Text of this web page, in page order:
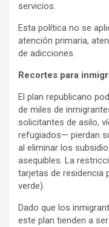
servicios.
Esta política no se
atención primaria,
de adicciones.
Recortes para
El plan republicano
de miles de
solicitantes de asilo,
refugiados— pierdan
al eliminar los
asequibles. La
tarjetas de residencia
verde).
Dado que los
este plan tienden a